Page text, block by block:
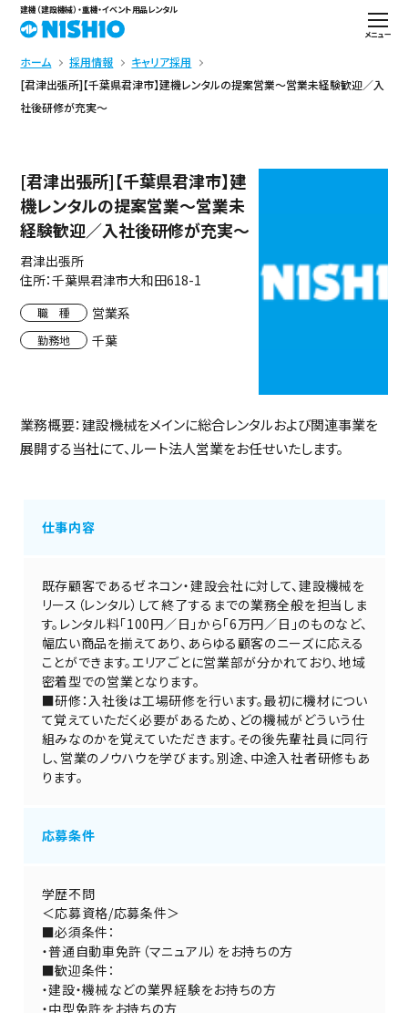
建機（建設機械）・重機・イベント用品レンタル
メニュー
ホーム 採用情報
キャリア採用
[君津出張所]【千葉県君津市】建機レンタルの提案営業～営業未経験歓迎／入
社後研修が充実～
[君津出張所]【千葉県君津市】建
機レンタルの提案営業～営業未
経験歓迎／入社後研修が充実～
君津出張所
住所：千葉県君津市大和田618-1
職 種 営業系
勤務地 千葉
業務概要：建設機械をメインに総合レンタルおよび関連事業を
展開する当社にて、ルート法人営業をお任せいたします。
仕事内容
既存顧客であるゼネコン・建設会社に対して、建設機械を
リース（レンタル）して終了するまでの業務全般を担当しま
す。レンタル料「100円／日」から「6万円／日」のものなど、
幅広い商品を揃えてあり、あらゆる顧客のニーズに応える
ことができます。エリアごとに営業部が分かれており、地域
密着型での営業となります。
■研修：入社後は工場研修を行います。最初に機材につい
て覚えていただく必要があるため、どの機械がどういう仕
組みなのかを覚えていただきます。その後先輩社員に同行
し、営業のノウハウを学びます。別途、中途入社者研修もあ
ります。
応募条件
学歴不問
＜応募資格/応募条件＞
■必須条件：
・普通自動車免許（マニュアル）をお持ちの方
■歓迎条件：
・建設・機械などの業界経験をお持ちの方
・中型免許をお持ちの方